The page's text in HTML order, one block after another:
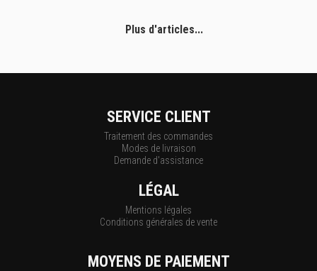
Plus d'articles...
SERVICE CLIENT
Traitement des commandes
Modes de livraison
Demande d'assistance
LÉGAL
Mentions légales
Conditions générales de vente
MOYENS DE PAIEMENT